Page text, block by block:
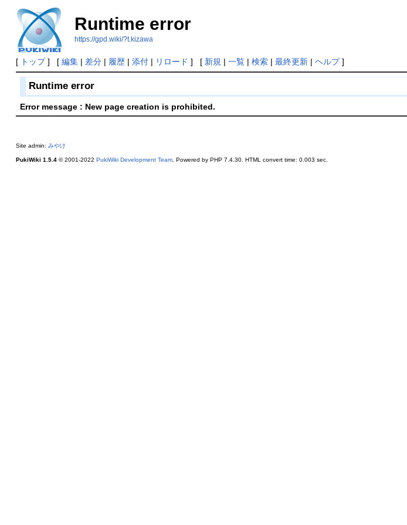
Runtime error
https://gpd.wiki/?t.kizawa
[ トップ] [ 編集| 差分| 履歴| 添付| リロード ] [ 新規 | 一覧| 検索| 最終更新| ヘルプ]
Runtime error
Error message : New page creation is prohibited.
Site admin: みやけ
PukiWiki 1.5.4© 2001-2022 PukiWiki Development Team. Powered by PHP 7.4.30. HTML convert time: 0.003 sec.